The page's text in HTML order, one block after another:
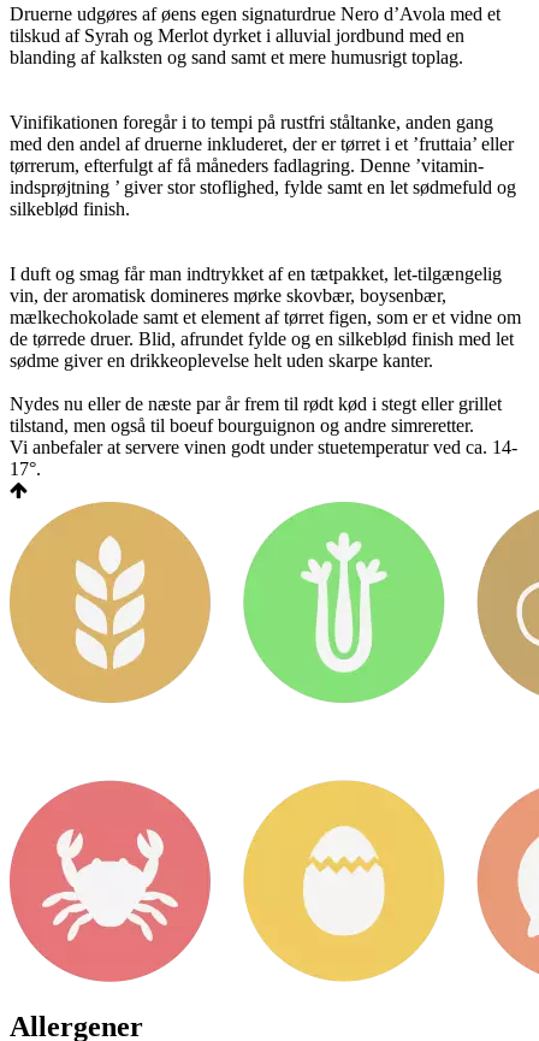
Druerne udgøres af øens egen signaturdrue Nero d’Avola med et
tilskud af Syrah og Merlot dyrket i alluvial jordbund med en
blanding af kalksten og sand samt et mere humusrigt toplag.
Vinifikationen foregår i to tempi på rustfri ståltanke, anden gang
med den andel af druerne inkluderet, der er tørret i et ’fruttaia’ eller
tørrerum, efterfulgt af få måneders fadlagring. Denne ’vitamin-
indsprøjtning ’ giver stor stoflighed, fylde samt en let sødmefuld og
silkeblød finish.
I duft og smag får man indtrykket af en tætpakket, let-tilgængelig
vin, der aromatisk domineres mørke skovbær, boysenbær,
mælkechokolade samt et element af tørret figen, som er et vidne om
de tørrede druer. Blid, afrundet fylde og en silkeblød finish med let
sødme giver en drikkeoplevelse helt uden skarpe kanter.
Nydes nu eller de næste par år frem til rødt kød i stegt eller grillet
tilstand, men også til boeuf bourguignon og andre simreretter.
Vi anbefaler at servere vinen godt under stuetemperatur ved ca. 14-
17°.
Allergener